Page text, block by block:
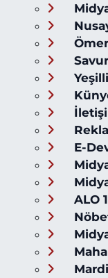
Savur
Yeşilli
E-
ALO